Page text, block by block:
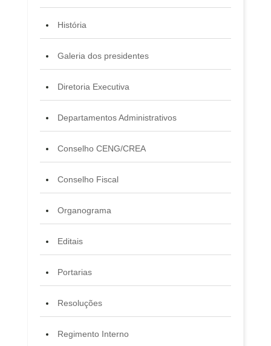
História
Galeria dos presidentes
Diretoria Executiva
Departamentos Administrativos
Conselho CENG/CREA
Conselho Fiscal
Organograma
Editais
Portarias
Resoluções
Regimento Interno